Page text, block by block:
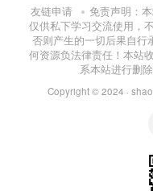
友链申请
免责声明：
仅供私下学习交流使用，
否则产生的一切后果自行
何资源负法律责任！本站
系本站进行删除
Copyright © 2024 ·